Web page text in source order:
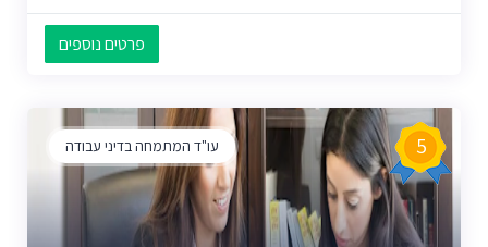
פרטים נוספים
עו"ד המתמחה בדיני עבודה 5